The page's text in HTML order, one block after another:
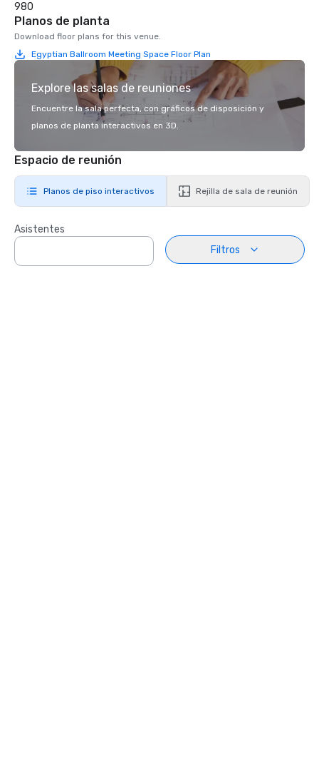
980
Planos de planta
Download floor plans for this venue.
Egyptian Ballroom Meeting Space Floor Plan
Explore las salas de reuniones
Encuentre la sala perfecta, con gráficos de disposición y
planos de planta interactivos en 3D.
Espacio de reunión
Planos de piso interactivos Rejilla de sala de reunión
Asistentes
Filtros